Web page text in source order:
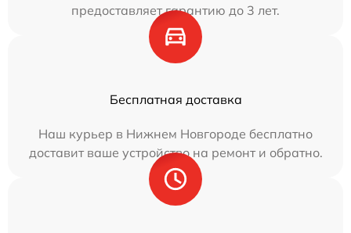
предоставляет гарантию до 3 лет.
Бесплатная доставка
Наш курьер в Нижнем Новгороде бесплатно
доставит ваше устройство на ремонт и обратно.